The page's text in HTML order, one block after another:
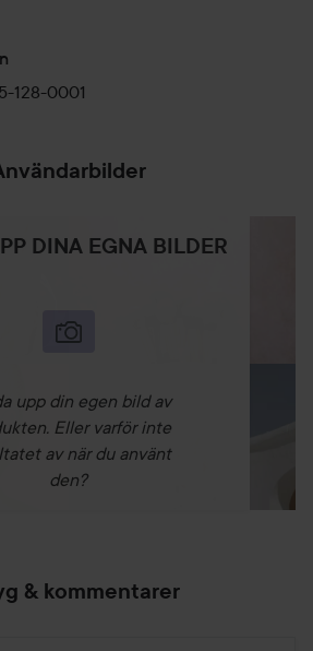
128-0001
DINA EGNA BILDER
upp din egen bild av
Eller varför inte
av när du använt
den?
& kommentarer